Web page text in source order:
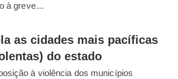
à greve…
as cidades mais pacíficas
do estado
à violência dos municípios